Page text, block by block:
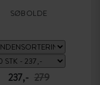
SØBOLDE
237,- 279